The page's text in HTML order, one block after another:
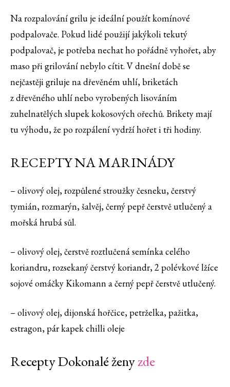
Na rozpalování grilu je ideální použít komínové
podpalovače. Pokud lidé použijí jakýkoli tekutý
podpalovač, je potřeba nechat ho pořádně vyhořet, aby
maso při grilování nebylo cítit. V dnešní době se
nejčastěji griluje na dřevěném uhlí, briketách
z dřevěného uhlí nebo vyrobených lisováním
zuhelnatělých slupek kokosových ořechů. Brikety mají
tu výhodu, že po rozpálení vydrží hořet i tři hodiny.
RECEPTY NA MARINÁDY
– olivový olej, rozpůlené stroužky česneku, čerstvý
tymián, rozmarýn, šalvěj, černý pepř čerstvě utlučený a
mořská hrubá sůl.
– olivový olej, čerstvě roztlučená semínka celého
koriandru, rozsekaný čerstvý koriandr, 2 polévkové lžíce
sojové omáčky Kikomann a černý pepř čerstvě utlučený.
– olivový olej, dijonská hořčice, petrželka, pažitka,
estragon, pár kapek chilli oleje
Recepty Dokonalé ženyzde